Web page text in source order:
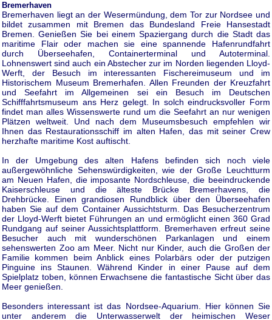
Bremerhaven
Bremerhaven liegt an der Wesermündung, dem Tor zur Nordsee und
bildet zusammen mit Bremen das Bundesland Freie Hansestadt
Bremen. Genießen Sie bei einem Spaziergang durch die Stadt das
maritime Flair oder machen sie eine spannende Hafenrundfahrt
durch Überseehafen, Containerterminal und Autoterminal.
Lohnenswert sind auch ein Abstecher zur im Norden liegenden Lloyd-
Werft, der Besuch im interessanten Fischereimuseum und im
Historischem Museum Bremerhafen. Allen Freunden der Kreuzfahrt
und Seefahrt im Allgemeinen sei ein Besuch im Deutschen
Schifffahrtsmuseum ans Herz gelegt. In solch eindrucksvoller Form
findet man alles Wissenswerte rund um die Seefahrt an nur wenigen
Plätzen weltweit. Und nach dem Museumsbesuch empfehlen wir
Ihnen das Restaurationsschiff im alten Hafen, das mit seiner Crew
herzhafte maritime Kost auftischt.
In der Umgebung des alten Hafens befinden sich noch viele
außergewöhnliche Sehenswürdigkeiten, wie der Große Leuchtturm
am Neuen Hafen, die imposante Nordschleuse, die beeindruckende
Kaiserschleuse und die älteste Brücke Bremerhavens, die
Drehbrücke. Einen grandiosen Rundblick über den Überseehafen
haben Sie auf dem Container Aussichtsturm. Das Besucherzentrum
der Lloyd-Werft bietet Führungen an und ermöglicht einen 360 Grad
Rundgang auf seiner Aussichtsplattform. Bremerhaven erfreut seine
Besucher auch mit wunderschönen Parkanlagen und einem
sehenswerten Zoo am Meer. Nicht nur Kinder, auch die Großen der
Familie kommen beim Anblick eines Polarbärs oder der putzigen
Pinguine ins Staunen. Während Kinder in einer Pause auf dem
Spielplatz toben, können Erwachsene die fantastische Sicht über das
Meer genießen.
Besonders interessant ist das Nordsee-Aquarium. Hier können Sie
unter anderem die Unterwasserwelt der heimischen Weser